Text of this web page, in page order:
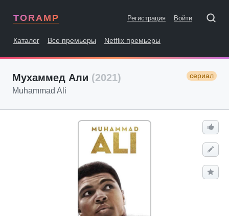
TORAMP Регистрация Войти
Каталог Все премьеры Netflix премьеры
Мухаммед Али (2021) сериал
Muhammad Ali